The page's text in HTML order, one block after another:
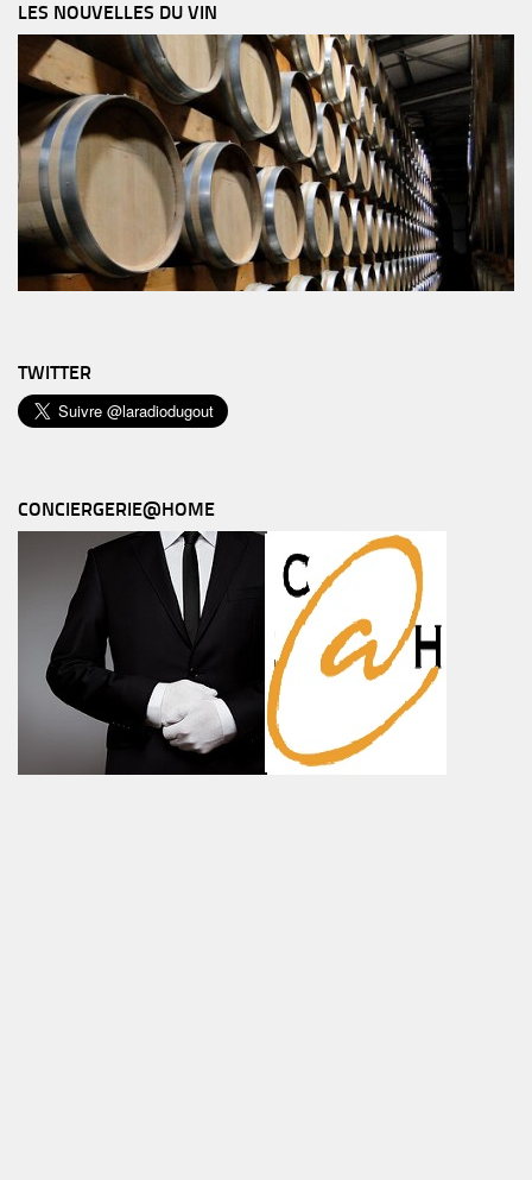
LES NOUVELLES DU VIN
TWITTER
CONCIERGERIE@HOME